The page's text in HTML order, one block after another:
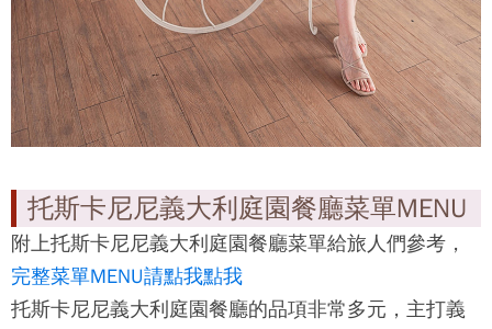
托斯卡尼尼義大利庭園餐廳菜單MENU
附上托斯卡尼尼義大利庭園餐廳菜單給旅人們參考，
完整菜單MENU請點我點我
托斯卡尼尼義大利庭園餐廳的品項非常多元，主打義